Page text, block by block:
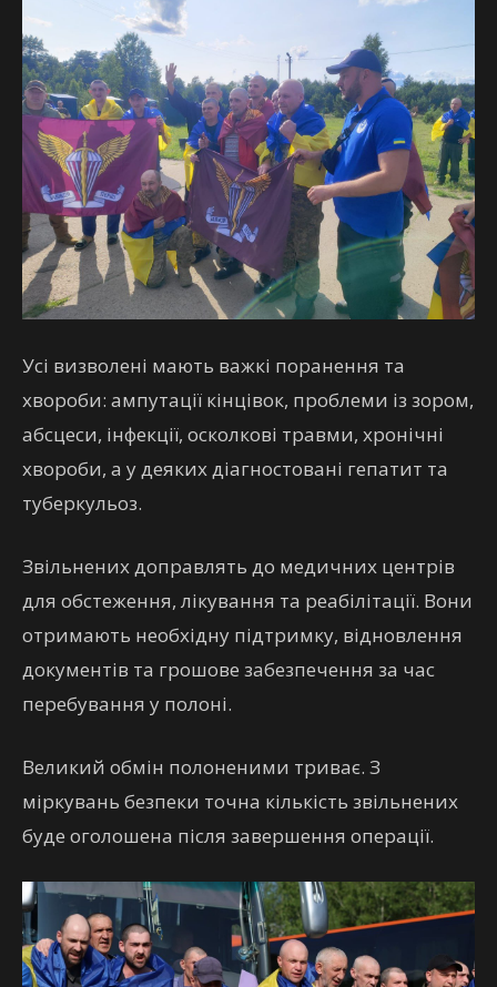
Усі визволені мають важкі поранення та
хвороби: ампутації кінцівок, проблеми із зором,
абсцеси, інфекції, осколкові травми, хронічні
хвороби, а у деяких діагностовані гепатит та
туберкульоз.
Звільнених доправлять до медичних центрів
для обстеження, лікування та реабілітації. Вони
отримають необхідну підтримку, відновлення
документів та грошове забезпечення за час
перебування у полоні.
Великий обмін полоненими триває. З
міркувань безпеки точна кількість звільнених
буде оголошена після завершення операції.